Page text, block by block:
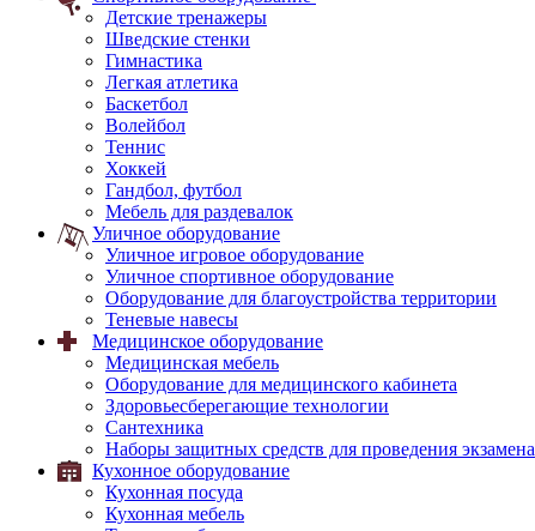
Детские тренажеры
Шведские стенки
Гимнастика
Легкая атлетика
Баскетбол
Волейбол
Теннис
Хоккей
Гандбол, футбол
Мебель для раздевалок
Уличное оборудование
Уличное игровое оборудование
Уличное спортивное оборудование
Оборудование для благоустройства территории
Теневые навесы
Медицинское оборудование
Медицинская мебель
Оборудование для медицинского кабинета
Здоровьесберегающие технологии
Сантехника
Наборы защитных средств для проведения экзамена
Кухонное оборудование
Кухонная посуда
Кухонная мебель